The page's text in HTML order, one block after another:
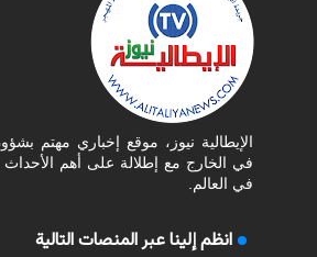
الإيطالية نيوز، موقع إخباري مهتم
في الخارج مع إطلالة على أهم الأحداث
في العالم.
انظم إلينا عبر المنصات التالية